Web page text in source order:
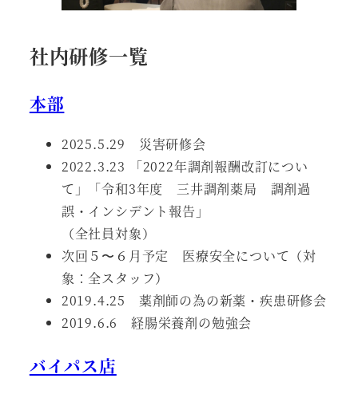
社内研修一覧
本部
2025.5.29 災害研修会
2022.3.23 「2022年調剤報酬改訂につい
て」「令和3年度 三井調剤薬局 調剤過
誤・インシデント報告」
（全社員対象）
次回５〜６月予定 医療安全について（対
象：全スタッフ）
2019.4.25 薬剤師の為の新薬・疾患研修会
2019.6.6 経腸栄養剤の勉強会
バイパス店